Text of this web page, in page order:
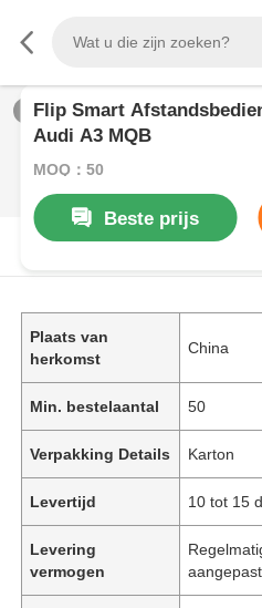
/ 0
Flip Smart
Audi A3 MQB
MOQ：50
Beste prijs
PRODUCTOMSCHRIJVING
Plaats van
herkomst
China
Min. bestelaantal 50
Verpakking Details Karton
Levertijd 10 tot 15
Levering
vermogen